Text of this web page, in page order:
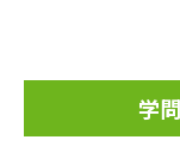
学